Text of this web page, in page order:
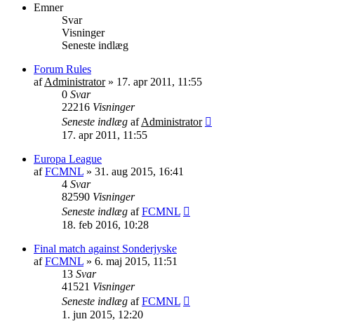
Emner
Svar
Visninger
Seneste indlæg
Forum Rules
afAdministrator» 17. apr 2011, 11:55
0 Svar
22216 Visninger
Seneste indlæg afAdministrator
17. apr 2011, 11:55
Europa League
afFCMNL » 31. aug 2015, 16:41
4 Svar
82590 Visninger
Seneste indlæg afFCMNL
18. feb 2016, 10:28
Final match against Sonderjyske
afFCMNL » 6. maj 2015, 11:51
13 Svar
41521 Visninger
Seneste indlæg afFCMNL
1. jun 2015, 12:20